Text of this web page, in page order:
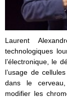
Laurent
technologiques
l’électronique, le
l’usage de
dans le
modifier les